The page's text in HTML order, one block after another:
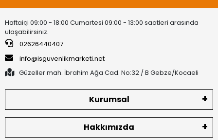
Haftaiçi 09:00 - 18:00 Cumartesi 09:00 - 13:00 saatleri arasında
ulaşabilirsiniz.
02626440407
info@isguvenlikmarketi.net
Güzeller mah. İbrahim Ağa Cad. No:32 / B Gebze/Kocaeli
Kurumsal
Hakkımızda